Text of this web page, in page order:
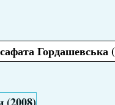
Гордашевська